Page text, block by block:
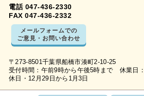
電話 047-436-2330
FAX 047-436-2332
メールフォームでの
ご意見・お問い合わせ
〒273-8501千葉県船橋市湊町2-10-25
受付時間：午前9時から午後5時まで 休業日
休日・12月29日から1月3日